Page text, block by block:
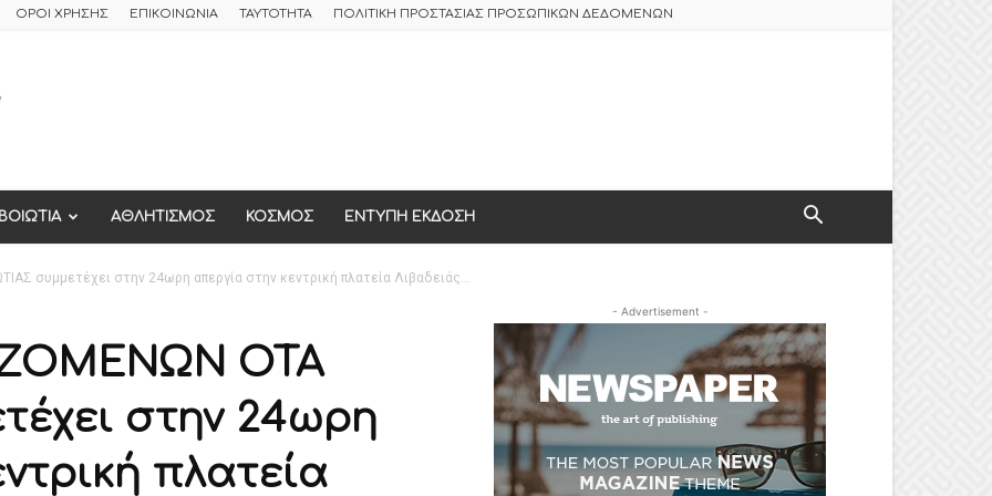
ΟΡΟΙ ΧΡΗΣΗΣ ΕΠΙΚΟΙΝΩΝΙΑ ΤΑΥΤΟΤΗΤΑ ΠΟΛΙΤΙΚΗ ΠΡΟΣΤΑΣΙΑΣ ΠΡΟΣΩΠΙΚΩΝ ΔΕΔΟΜΕΝΩΝ
ΒΟΙΩΤΙΑ ΑΘΛΗΤΙΣΜΟΣ ΚΟΣΜΟΣ ΕΝΤΥΠΗ ΕΚΔΟΣΗ
συμμετέχει στην 24ωρη απεργία στην κεντρική πλατεία Λιβαδειάς...
ΟΤΑ
στην 24ωρη
πλατεία
- Advertisement -